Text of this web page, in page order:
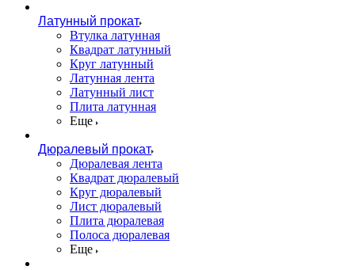
Латунный прокат
Втулка латунная
Квадрат латунный
Круг латунный
Латунная лента
Латунный лист
Плита латунная
Еще
Дюралевый прокат
Дюралевая лента
Квадрат дюралевый
Круг дюралевый
Лист дюралевый
Плита дюралевая
Полоса дюралевая
Еще